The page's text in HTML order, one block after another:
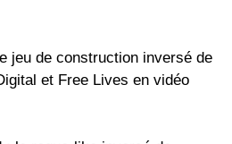
jeu de construction inversé de
et Free Lives en vidéo